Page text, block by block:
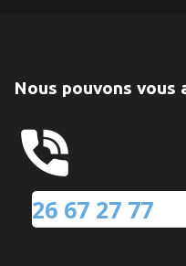
Nous pouvons vous
26 67 27 77